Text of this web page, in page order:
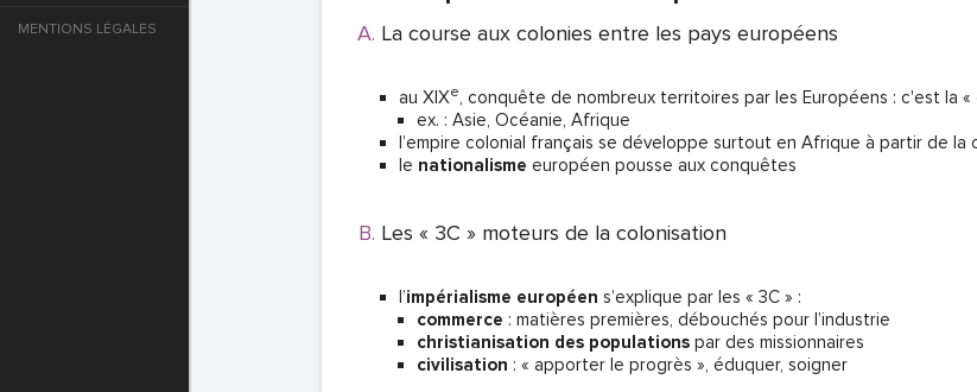
La course aux colonies entre les pays européens
au XIXe, conquête de nombreux territoires par les Européens : c'est la «
ex. : Asie, Océanie, Afrique
l’empire colonial français se développe surtout en Afrique à partir de la
le nationalisme européen pousse aux conquêtes
Les « 3C » moteurs de la colonisation
l’impérialisme européen s’explique par les « 3C » :
commerce : matières premières, débouchés pour l’industrie
christianisation des populationspar des missionnaires
civilisation : « apporter le progrès », éduquer, soigner
MENTIONS LÉGALES